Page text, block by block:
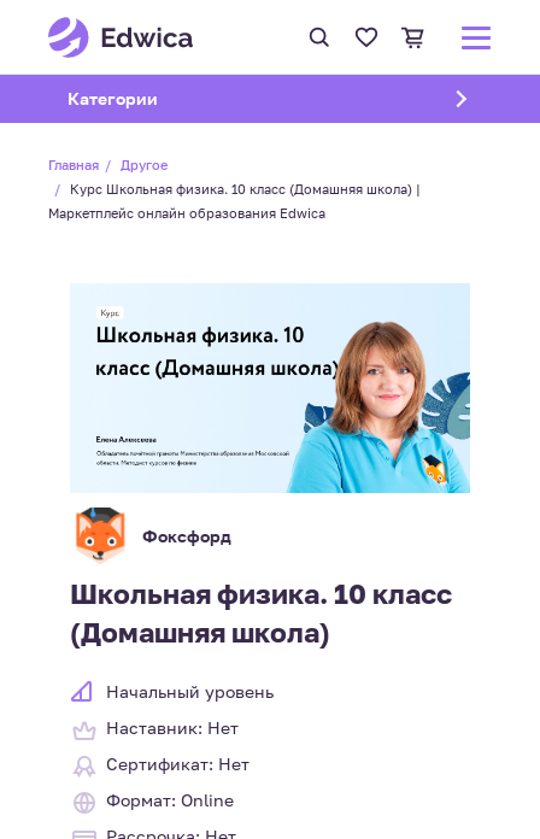
Открыть подменю
Категории
Главная
Другое
Курс Школьная физика. 10 класс (Домашняя школа) |
Маркетплейс онлайн образования Edwica
Фоксфорд
Школьная физика. 10 класс
(Домашняя школа)
Начальный уровень
Наставник: Нет
Сертификат: Нет
Формат: Online